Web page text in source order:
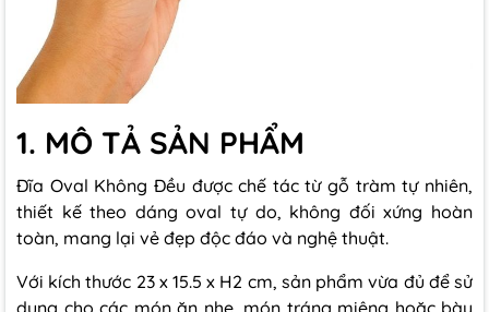
1. MÔ TẢ SẢN PHẨM
Đĩa Oval Không Đều được chế tác từ gỗ tràm tự nhiên,
thiết kế theo dáng oval tự do, không đối xứng hoàn
toàn, mang lại vẻ đẹp độc đáo và nghệ thuật.
Với kích thước 23 x 15.5 x H2 cm, sản phẩm vừa đủ để sử
dụng cho các món ăn nhẹ, món tráng miệng hoặc bày